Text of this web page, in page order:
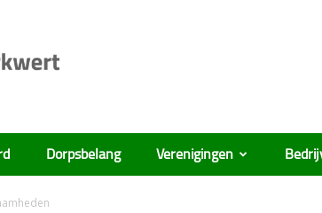
Dorpsbelang Verenigingen